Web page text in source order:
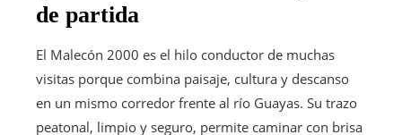
de partida
El Malecón 2000 es el hilo conductor de muchas
visitas porque combina paisaje, cultura y descanso
en un mismo corredor frente al río Guayas. Su trazo
peatonal, limpio y seguro, permite caminar con brisa